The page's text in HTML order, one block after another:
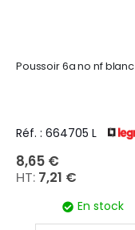
Poussoir 6a no nf blanc
Réf. : 664705 L
8,65 €
7,21 €
En stock